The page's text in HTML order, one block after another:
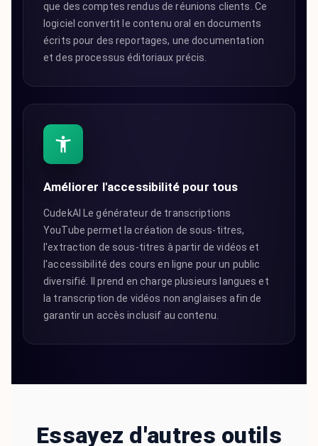
que des comptes rendus de réunions clients. Ce
logiciel convertit le contenu oral en documents
écrits pour des reportages, une documentation
et des processus éditoriaux précis.
Améliorer l'accessibilité pour tous
CudekAI Le générateur de transcriptions
YouTube permet la création de sous-titres,
l'extraction de sous-titres à partir de vidéos et
l'accessibilité des cours en ligne pour un public
diversifié. Il prend en charge plusieurs langues et
la transcription de vidéos non anglaises afin de
garantir un accès inclusif au contenu.
Essayez d'autres outils